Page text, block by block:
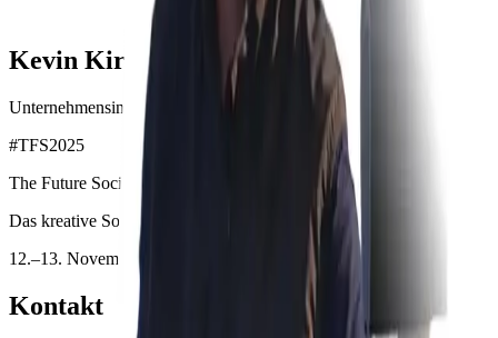
Kevin Kirz
Unternehmensinhaber bei Kirz Production
#TFS2025
The Future Social
Das kreative Social-Media & Zukunftsfestival in Stuttgart
12.–13. November 2026
Kontakt